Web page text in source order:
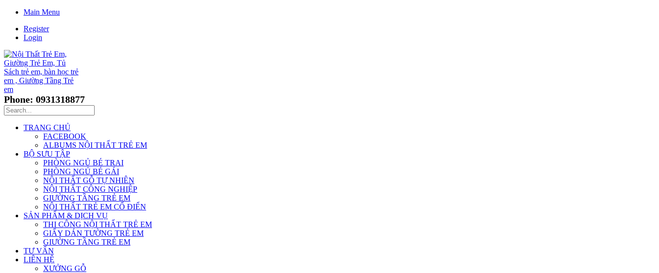
Main Menu
Register
Login
Phone: 0931318877
TRANG CHỦ
FACEBOOK
ALBUMS NỘI THẤT TRẺ EM
BỘ SƯU TẬP
PHÒNG NGỦ BÉ TRAI
PHÒNG NGỦ BÉ GÁI
NỘI THẤT GỖ TỰ NHIÊN
NỘI THẤT CÔNG NGHIỆP
GIƯỜNG TẦNG TRẺ EM
NỘI THẤT TRẺ EM CỔ ĐIỂN
SẢN PHẨM & DỊCH VỤ
THI CÔNG NỘI THẤT TRẺ EM
GIẤY DÁN TƯỜNG TRẺ EM
GIƯỜNG TẦNG TRẺ EM
TƯ VẤN
LIÊN HỆ
XƯỞNG GỖ